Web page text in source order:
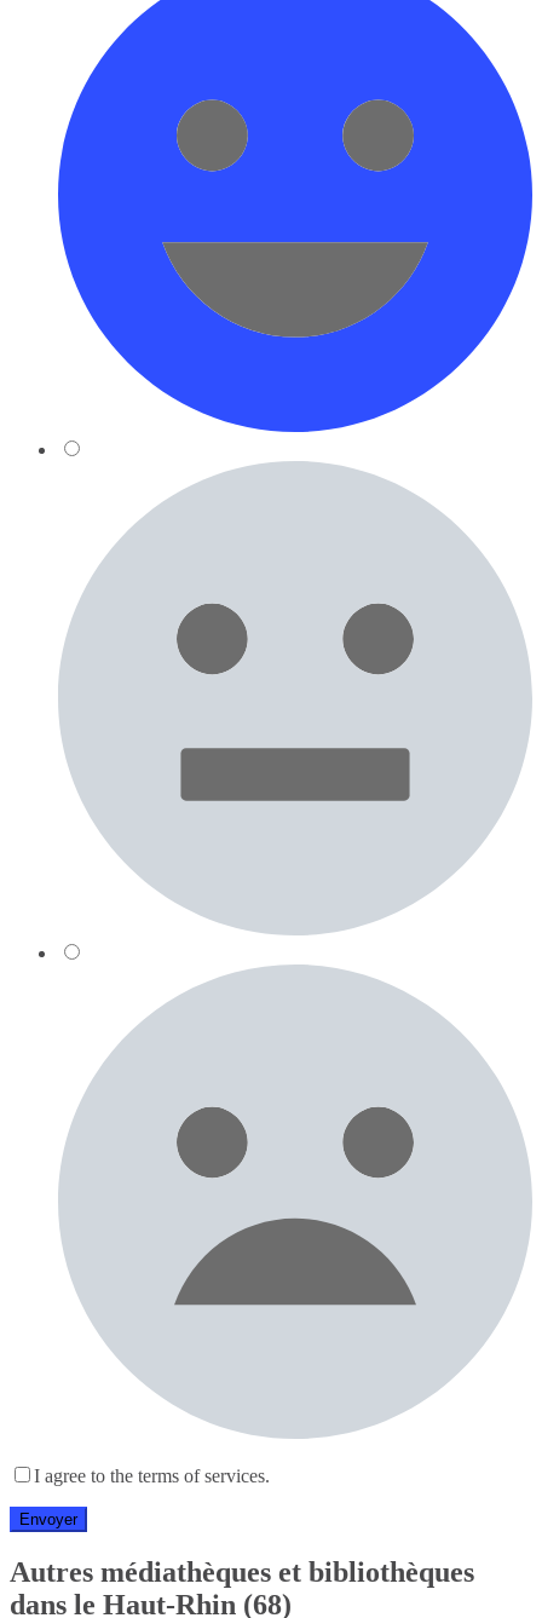
I agree to the terms of services.
Autres médiathèques et bibliothèques
dans le Haut-Rhin (68)